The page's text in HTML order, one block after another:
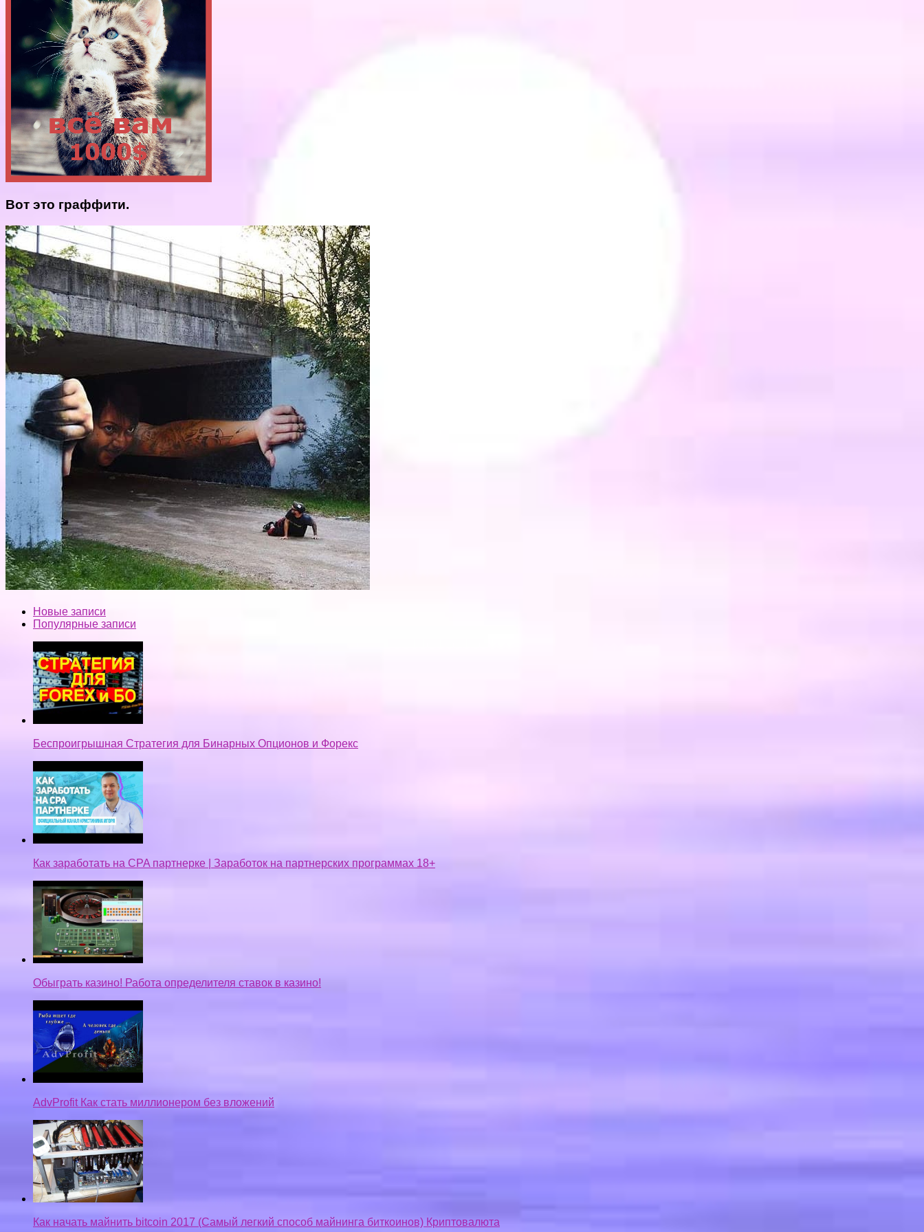
Вот это граффити.
Новые записи
Популярные записи
Беспроигрышная Стратегия для Бинарных Опционов и Форекс
Как заработать на CPA партнерке | Заработок на партнерских программах 18+
Обыграть казино! Работа определителя ставок в казино!
AdvProfit Как стать миллионером без вложений
Как начать майнить bitcoin 2017 (Самый легкий способ майнинга биткоинов) Криптовалюта